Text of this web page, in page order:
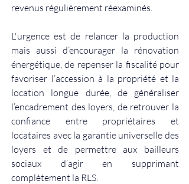
revenus régulièrement réexaminés.
L'urgence est de relancer la production
mais aussi d’encourager la rénovation
énergétique, de repenser la fiscalité pour
favoriser l’accession à la propriété et la
location longue durée, de généraliser
l’encadrement des loyers, de retrouver la
confiance entre propriétaires et
locataires avec la garantie universelle des
loyers et de permettre aux bailleurs
sociaux d’agir en supprimant
complètement la RLS.